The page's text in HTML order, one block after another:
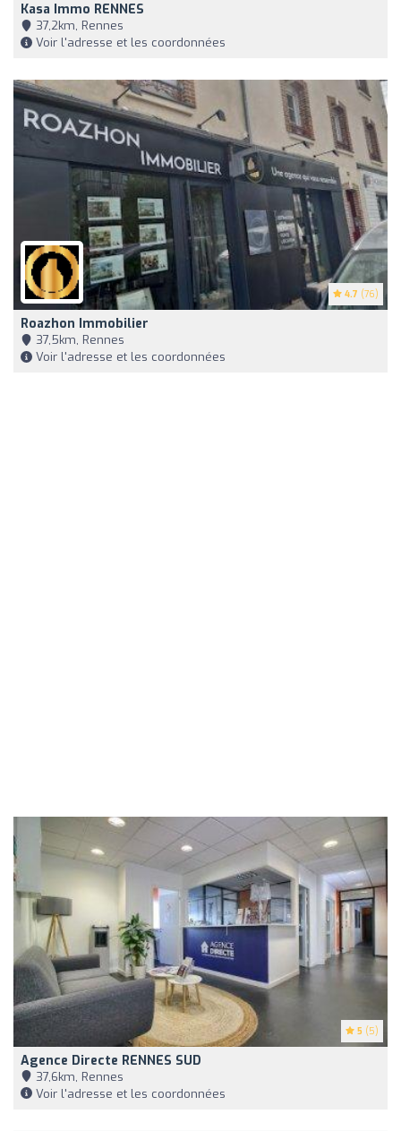
Kasa Immo RENNES
37,2km, Rennes
Voir l'adresse et les coordonnées
4.7 (76)
Roazhon Immobilier
37,5km, Rennes
Voir l'adresse et les coordonnées
5 (5)
Agence Directe RENNES SUD
37,6km, Rennes
Voir l'adresse et les coordonnées